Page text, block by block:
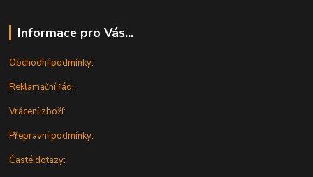
Informace pro Vás...
Obchodní podmínky:
Reklamační řád:
Vrácení zboží:
Přepravní podmínky:
Časté dotazy: